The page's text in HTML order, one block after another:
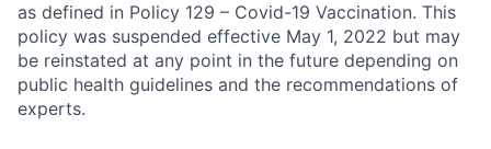
as defined in Policy 129 – Covid-19 Vaccination. This
policy was suspended effective May 1, 2022 but may
be reinstated at any point in the future depending on
public health guidelines and the recommendations of
experts.